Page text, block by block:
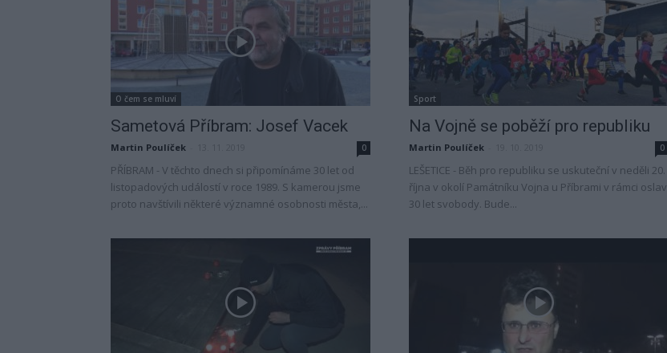
O čem se mluví
Sametová Příbram: Josef Vacek
Martin Poulíček 0
PŘÍBRAM - V těchto dnech si připomínáme 30 let od
listopadových událostí v roce 1989. S kamerou jsme
proto navštívili některé významné osobnosti města,...
Sport
Na Vojně se poběží pro republiku
Martin Poulíček 0
LEŠETICE - Běh pro republiku se uskuteční v neděli 20.
října v okolí Památníku Vojna u Příbrami v rámci oslav
30 let svobody. Bude...